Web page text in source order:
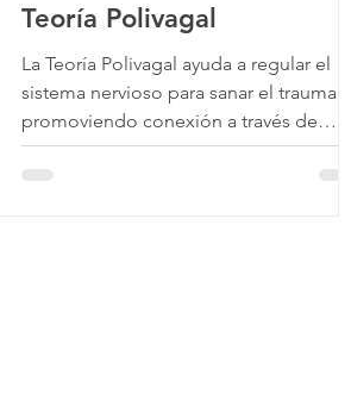
Teoría Polivagal
La Teoría Polivagal ayuda a regular el
sistema nervioso para sanar el trauma,
promoviendo conexión a través de
ejercicios y psicoeducación.